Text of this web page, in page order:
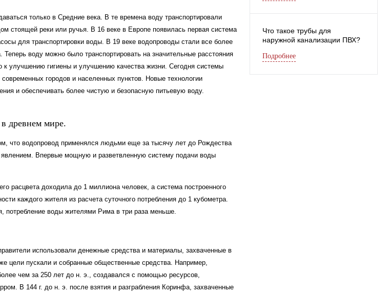
только в Средние века. В те времена воду транспортировали
стоящей реки или ручья. В 16 веке в Европе появилась первая система
для транспортировки воды. В 19 веке водопроводы стали все более
Теперь воду можно было транспортировать на значительные расстояния
к улучшению гигиены и улучшению качества жизни. Сегодня системы
городов и населенных пунктов. Новые технологии
и обеспечивать более чистую и безопасную питьевую воду.
древнем мире.
что водопровод применялся людьми еще за тысячу лет до Рождества
Впервые мощную и разветвленную систему подачи воды
расцвета доходила до 1 миллиона человек, а система построенного
каждого жителя из расчета суточного потребления до 1 кубометра.
потребление воды жителями Рима в три раза меньше.
использовали денежные средства и материалы, захваченные в
цели пускали и собранные общественные средства. Например,
чем за 250 лет до н. э., создавался с помощью ресурсов,
В 144 г. до н. э. после взятия и разграбления Коринфа, захваченные
Что такое трубы для
наружной канализации ПВХ?
Подробнее